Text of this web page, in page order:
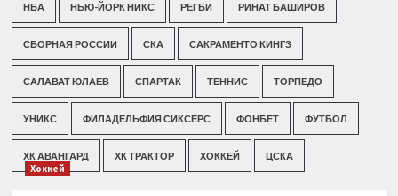
НБА НЬЮ-ЙОРК НИКС РЕГБИ РИНАТ БАШИРОВ
СБОРНАЯ РОССИИ СКА САКРАМЕНТО КИНГЗ
САЛАВАТ ЮЛАЕВ СПАРТАК ТЕННИС ТОРПЕДО
УНИКС ФИЛАДЕЛЬФИЯ СИКСЕРС ФОНБЕТ ФУТБОЛ
ХК АВАНГАРД ХК ТРАКТОР ХОККЕЙ ЦСКА
Хоккей